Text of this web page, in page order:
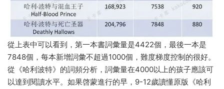
從上表中可以看到，第一本書詞彙量是4422個，最後一本是
7848個，每本新增詞彙不超過1000個，難度梯度控制的很好。
從《哈利波特》的詞頻分析，詞彙量在4000以上的孩子應該可
以達到閱讀水平。如果啓蒙進行的早，9-12歲讀懂原版《哈利